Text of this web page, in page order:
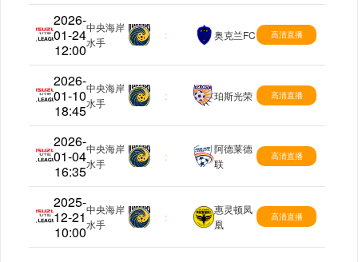
2026-
01-24
12:00
澳超
中央海岸
水手
: 奥克兰FC 高清直播
2026-
01-10
18:45
澳超
中央海岸
水手
: 珀斯光荣 高清直播
2026-
01-04
16:35
澳超
中央海岸
水手
:
阿德莱德
联
高清直播
2025-
12-21
10:00
澳超
中央海岸
水手
:
惠灵顿凤
凰
高清直播